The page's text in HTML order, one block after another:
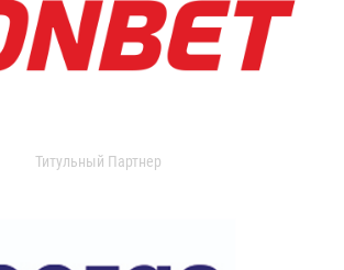
Титульный Партнер